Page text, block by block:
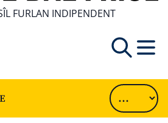
FURLAN INDIPENDENT